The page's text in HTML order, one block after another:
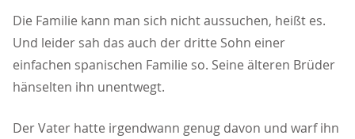
Die Familie kann man sich nicht aussuchen, heißt es.
Und leider sah das auch der dritte Sohn einer
einfachen spanischen Familie so. Seine älteren Brüder
hänselten ihn unentwegt.
Der Vater hatte irgendwann genug davon und warf ihn